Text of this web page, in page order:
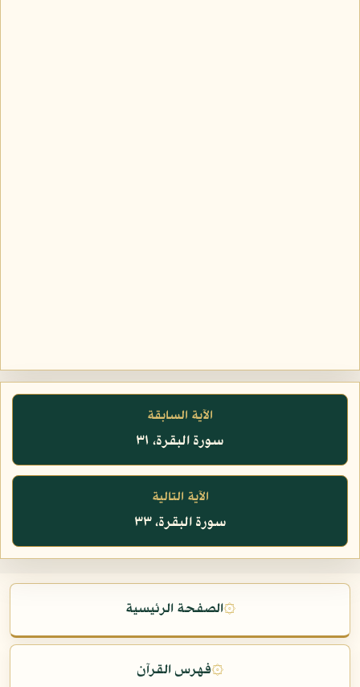
الآية السابقة
سورة البقرة، ٣١
الآية التالية
سورة البقرة، ٣٣
۞الصفحة الرئيسية
۞فهرس القرآن